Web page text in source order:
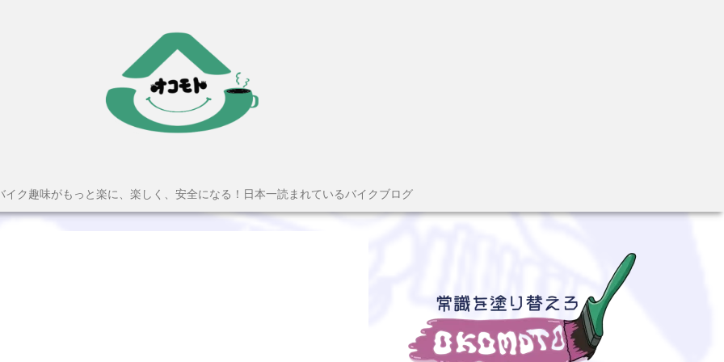
イク趣味がもっと楽に、楽しく、安全になる！日本一読まれているバイクブログ